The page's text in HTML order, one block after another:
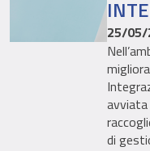
DAL
25/05/
di